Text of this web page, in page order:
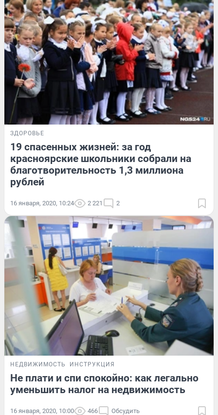
ЗДОРОВЬЕ
19 спасенных жизней: за год
красноярские школьники собрали на
благотворительность 1,3 миллиона
рублей
16 января, 2020, 10:24 2 221 2
НЕДВИЖИМОСТЬ ИНСТРУКЦИЯ
Не плати и спи спокойно: как легально
уменьшить налог на недвижимость
16 января, 2020, 10:00 466 Обсудить